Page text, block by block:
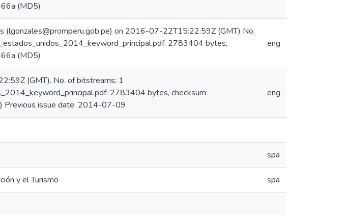
(MD5)
(lgonzales@promperu.gob.pe) on 2016-07-22T15:22:59Z (GMT) No.
2783404 bytes,
(MD5)
eng
(GMT). No. of bitstreams: 1
2783404 bytes, checksum:
issue date: 2014-07-09
eng
spa
y el Turismo spa